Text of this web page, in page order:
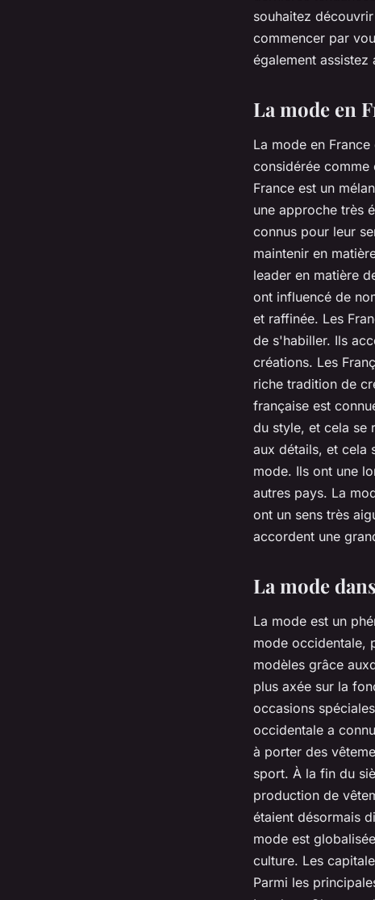
souhaitez
commencer par
également
La mode en
La mode en
considérée comme
France est un
une approche très
connus pour leur
maintenir en
leader en matière
ont influencé de
et raffinée. Les
de s'habiller. Ils
créations. Les
riche tradition de
française est
du style, et cela se
aux détails, et cela
mode. Ils ont une
autres pays. La
ont un sens très
accordent une
La mode
La mode est un
mode occidentale,
modèles grâce
plus axée sur la
occasions
occidentale a
à porter des
sport. À la fin du
production de
étaient désormais
mode est
culture. Les
Parmi les